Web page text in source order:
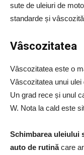
sute de uleiuri de
standarde și
Vâscozitatea
Vâscozitatea este o
Vâscozitatea unui
Un grad rece și unul
W. Nota la cald este
Schimbarea uleiului
auto de rutinăcare